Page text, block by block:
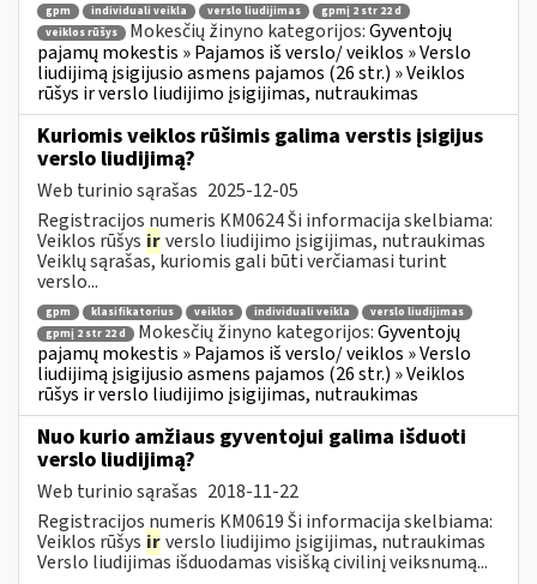
gpm individuali veikla verslo liudijimas
gpmį 2 str 22 d
veiklos rūšys
Mokesčių žinyno kategorijos:Gyventojų
pajamų mokestis » Pajamos iš verslo/ veiklos » Verslo
liudijimą įsigijusio asmens pajamos (26 str.) » Veiklos
rūšys ir verslo liudijimo įsigijimas, nutraukimas
Kuriomis veiklos rūšimis galima verstis įsigijus
verslo liudijimą?
Web turinio sąrašas 2025-12-05
Registracijos numeris KM0624 Ši informacija skelbiama:
Veiklos rūšys irverslo liudijimo įsigijimas, nutraukimas
Veiklų sąrašas, kuriomis gali būti verčiamasi turint
verslo...
gpm klasifikatorius veiklos individuali veikla
verslo liudijimas
gpmį 2 str 22 d
Mokesčių žinyno kategorijos:Gyventojų
pajamų mokestis » Pajamos iš verslo/ veiklos » Verslo
liudijimą įsigijusio asmens pajamos (26 str.) » Veiklos
rūšys ir verslo liudijimo įsigijimas, nutraukimas
Nuo kurio amžiaus gyventojui galima išduoti
verslo liudijimą?
Web turinio sąrašas 2018-11-22
Registracijos numeris KM0619 Ši informacija skelbiama:
Veiklos rūšys irverslo liudijimo įsigijimas, nutraukimas
Verslo liudijimas išduodamas visišką civilinį veiksnumą...